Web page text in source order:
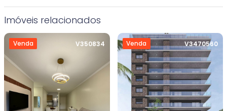
Imóveis relacionados
Venda V350834 Venda V3470560